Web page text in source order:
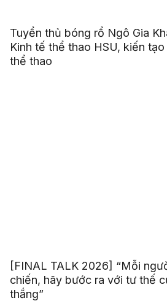
Tuyển thủ bóng rổ Ngô Gia
Kinh tế thể thao HSU, kiến
thể thao
[FINAL TALK 2026] “Mỗi
chiến, hãy bước ra với tư thế
thắng”